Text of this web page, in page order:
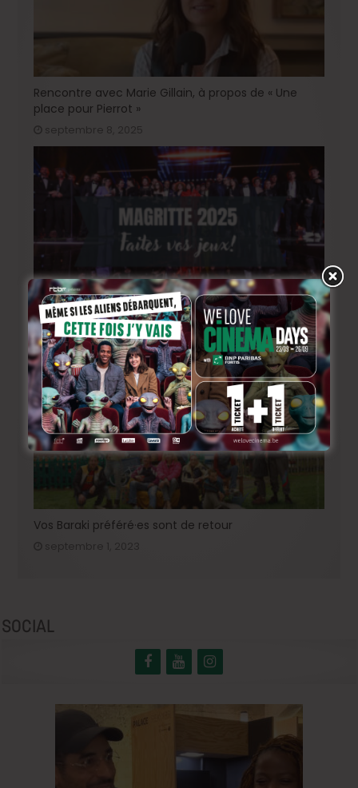
Rencontre avec Marie Gillain, à propos de « Une
place pour Pierrot »
septembre 8, 2025
Magritte 2025: les paris sont ouverts
février 19, 2025
Vos Baraki préféré·es sont de retour
septembre 1, 2023
SOCIAL